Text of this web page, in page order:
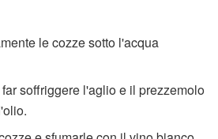
le cozze sotto l'acqua
soffriggere l'aglio e il prezzemolo